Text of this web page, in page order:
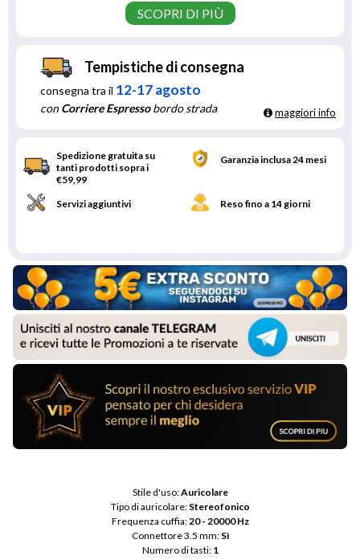
SCOPRI DI PIÙ
Tempistiche di consegna
consegna tra il 12-17 agosto
conCorriere Espressobordo strada maggiori info
Spedizione gratuita su
tanti prodotti sopra i
€59,99
Garanzia inclusa 24 mesi
Servizi aggiuntivi Reso fino a 14 giorni
Stile d'uso: Auricolare
Tipo di auricolare: Stereofonico
Frequenza cuffia: 20 - 20000 Hz
Connettore 3.5 mm: Sì
Numero di tasti: 1